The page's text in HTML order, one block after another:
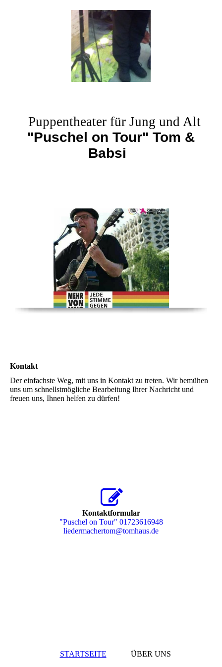
Puppentheater für Jung und Alt
"Puschel on Tour" Tom &
Babsi
Kontakt
Der einfachste Weg, mit uns in Kontakt zu treten. Wir bemühen
uns um schnellstmögliche Bearbeitung Ihrer Nachricht und
freuen uns, Ihnen helfen zu dürfen!
Kontaktformular
"Puschel on Tour" 01723616948
liedermachertom@tomhaus.de
STARTSEITE ÜBER UNS